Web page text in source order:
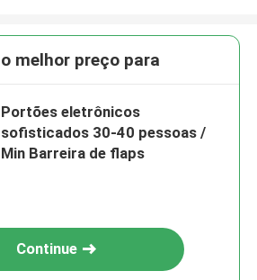
melhor preço para
Portões eletrônicos
sofisticados 30-40 pessoas /
Min Barreira de flaps
Continue